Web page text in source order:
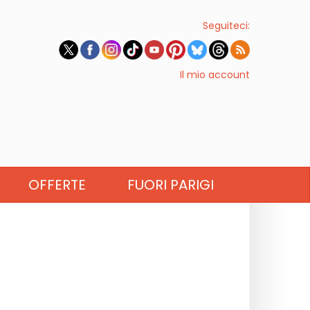
Seguiteci:
Il mio account
OFFERTE FUORI PARIGI